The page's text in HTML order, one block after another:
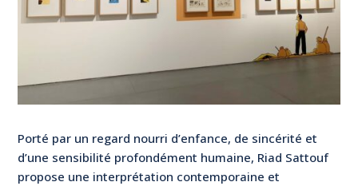
Porté par un regard nourri d’enfance, de sincérité et
d’une sensibilité profondément humaine, Riad Sattouf
propose une interprétation contemporaine et